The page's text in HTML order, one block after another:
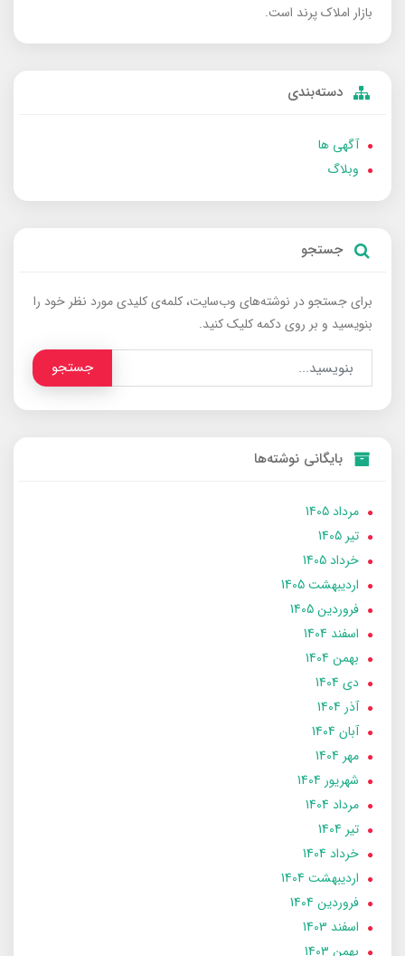
بازار املاک پرند است.
دسته‌بندی
آگهی ها
وبلاگ
جستجو
برای جستجو در نوشته‌های وب‌سایت، کلمه‌ی کلیدی مورد نظر خود را
بنویسید و بر روی دکمه کلیک کنید.
جستجو
بایگانی نوشته‌ها
مرداد 1405
تير 1405
خرداد 1405
ارديبهشت 1405
فروردین 1405
اسفند 1404
بهمن 1404
دی 1404
آذر 1404
آبان 1404
مهر 1404
شهریور 1404
مرداد 1404
تير 1404
خرداد 1404
ارديبهشت 1404
فروردین 1404
اسفند 1403
بهمن 1403